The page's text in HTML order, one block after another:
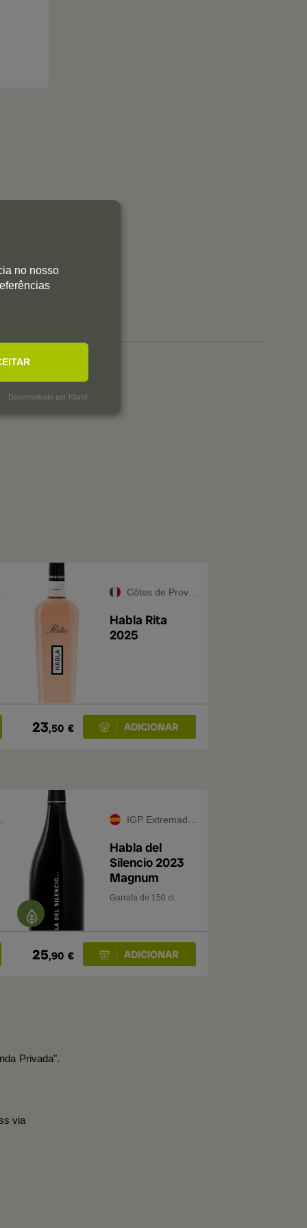
0
0
Côtes de Provence
Habla Rita
2025
23,50 €
IGP Extremadura
Habla del
Silencio 2023
Magnum
Garrafa de 150 cl.
25,90 €
Privada".
via
no nosso
Desenvolvido por Klaro!